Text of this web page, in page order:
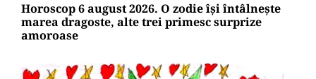
Horoscop 6 august 2026. O zodie își întâlnește
marea dragoste, alte trei primesc surprize
amoroase